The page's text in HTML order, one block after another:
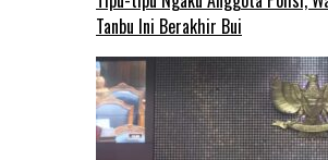
Tanbu Ini Berakhir Bui